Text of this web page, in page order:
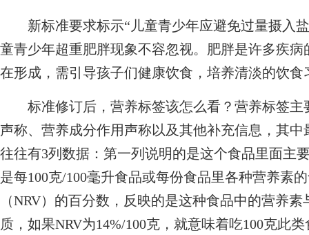
新标准要求标示“儿童青少年应避免过量摄入盐
童青少年超重肥胖现象不容忽视。肥胖是许多疾
在形成，需引导孩子们健康饮食，培养清淡的饮食
标准修订后，营养标签该怎么看？营养标签主
声称、营养成分作用声称以及其他补充信息，其
往往有3列数据：第一列说明的是这个食品里面主
是每100克/100毫升食品或每份食品里各种营养素
（NRV）的百分数，反映的是这种食品中的营养
质，如果NRV为14%/100克，就意味着吃100克此